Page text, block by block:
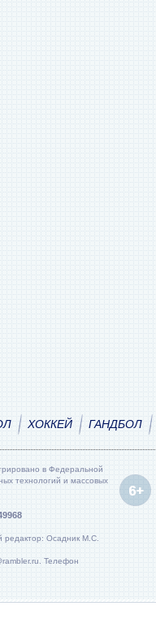
ХОККЕЙ ГАНДБОЛ
в Федеральной
технологий и массовых
редактор: Осадник М.С.
Телефон